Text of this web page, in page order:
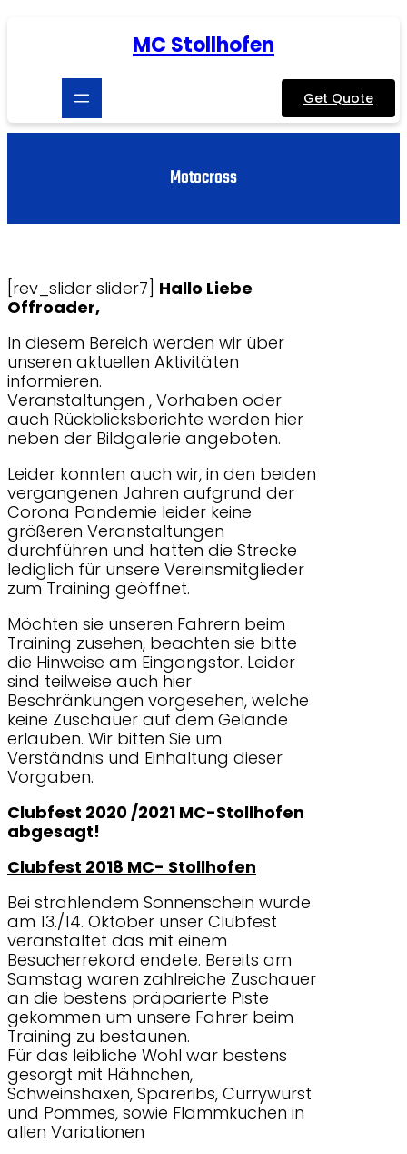
MC Stollhofen
Get Quote
Motocross
[rev_slider slider7] Hallo Liebe
Offroader,
In diesem Bereich werden wir über
unseren aktuellen Aktivitäten
informieren.
Veranstaltungen , Vorhaben oder
auch Rückblicksberichte werden hier
neben der Bildgalerie angeboten.
Leider konnten auch wir, in den beiden
vergangenen Jahren aufgrund der
Corona Pandemie leider keine
größeren Veranstaltungen
durchführen und hatten die Strecke
lediglich für unsere Vereinsmitglieder
zum Training geöffnet.
Möchten sie unseren Fahrern beim
Training zusehen, beachten sie bitte
die Hinweise am Eingangstor. Leider
sind teilweise auch hier
Beschränkungen vorgesehen, welche
keine Zuschauer auf dem Gelände
erlauben. Wir bitten Sie um
Verständnis und Einhaltung dieser
Vorgaben.
Clubfest 2020 /2021 MC-Stollhofen
abgesagt!
Clubfest 2018 MC- Stollhofen
Bei strahlendem Sonnenschein wurde
am 13./14. Oktober unser Clubfest
veranstaltet das mit einem
Besucherrekord endete. Bereits am
Samstag waren zahlreiche Zuschauer
an die bestens präparierte Piste
gekommen um unsere Fahrer beim
Training zu bestaunen.
Für das leibliche Wohl war bestens
gesorgt mit Hähnchen,
Schweinshaxen, Spareribs, Currywurst
und Pommes, sowie Flammkuchen in
allen Variationen